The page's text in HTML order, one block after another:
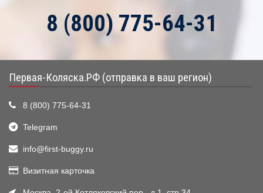
8 (800) 775-64-31
Первая-Коляска.РФ (отправка в ваш регион)
8 (800) 775-64-31
Telegram
info@first-buggy.ru
Визитная карточка